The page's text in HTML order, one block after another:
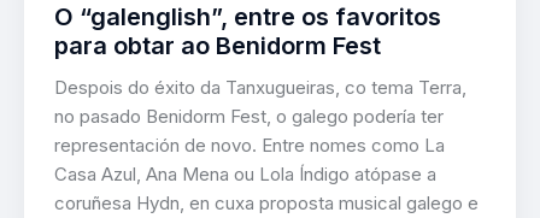
O “galenglish”, entre os favoritos
para obtar ao Benidorm Fest
Despois do éxito da Tanxugueiras, co tema Terra,
no pasado Benidorm Fest, o galego podería ter
representación de novo. Entre nomes como La
Casa Azul, Ana Mena ou Lola Índigo atópase a
coruñesa Hydn, en cuxa proposta musical galego e